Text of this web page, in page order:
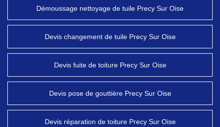
Démoussage nettoyage de tuile Precy Sur Oise
Devis changement de tuile Precy Sur Oise
Devis fuite de toiture Precy Sur Oise
Devis pose de gouttière Precy Sur Oise
Devis réparation de toiture Precy Sur Oise